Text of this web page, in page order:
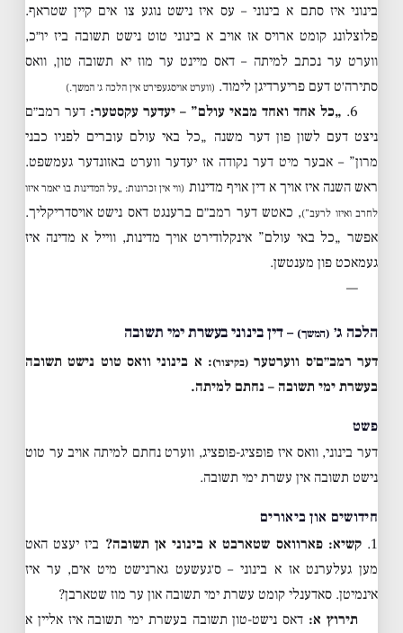
בינוני איז סתם א בינוני – עס איז נישט נוגע צו אים קיין שטראף.
פלוצלונג קומט ארויס אז אויב א בינוני טוט נישט תשובה ביז יו״כ,
ווערט ער נכתב למיתה – דאס מיינט ער מוז יא תשובה טון, וואס
סתירה׳ט דעם פריערדיגן לימוד. (ווערט אויסגעפירט אין הלכה ג׳ המשך.)
6. „כל אחד ואחד מבאי עולם” – יעדער עקסטער: דער רמב״ם
ניצט דעם לשון פון דער משנה „כל באי עולם עוברים לפניו כבני
מרון” – אבער מיט דער נקודה אז יעדער ווערט באזונדער געמשפט.
ראש השנה איז אויך א דין אויף מדינות (ווי אין זכרונות: „על המדינות בו יאמר איזו
לחרב ואיזו לרעב”), כאטש דער רמב״ם ברענגט דאס נישט אויסדריקליך.
אפשר „כל באי עולם” אינקלודירט אויך מדינות, ווייל א מדינה איז
געמאכט פון מענטשן.
—
הלכה ג׳ (המשך) – דין בינוני בעשרת ימי תשובה
דער רמב״ם׳ס ווערטער (בקיצור): א בינוני וואס טוט נישט תשובה
בעשרת ימי תשובה – נחתם למיתה.
פשט
דער בינוני, וואס איז פופציג-פופציג, ווערט נחתם למיתה אויב ער טוט
נישט תשובה אין עשרת ימי תשובה.
חידושים און ביאורים
1. קשיא: פארוואס שטארבט א בינוני אן תשובה? ביז יעצט האט
מען געלערנט אז א בינוני – ס׳געשעט גארנישט מיט אים, ער איז
אינמיטן. סאדענלי קומט עשרת ימי תשובה און ער מוז שטארבן?
תירוץ א: דאס נישט-טון תשובה בעשרת ימי תשובה איז אליין א